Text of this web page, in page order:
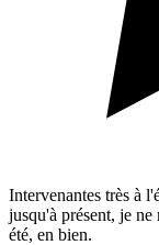
Intervenantes très à
jusqu'à présent, je
été, en bien.